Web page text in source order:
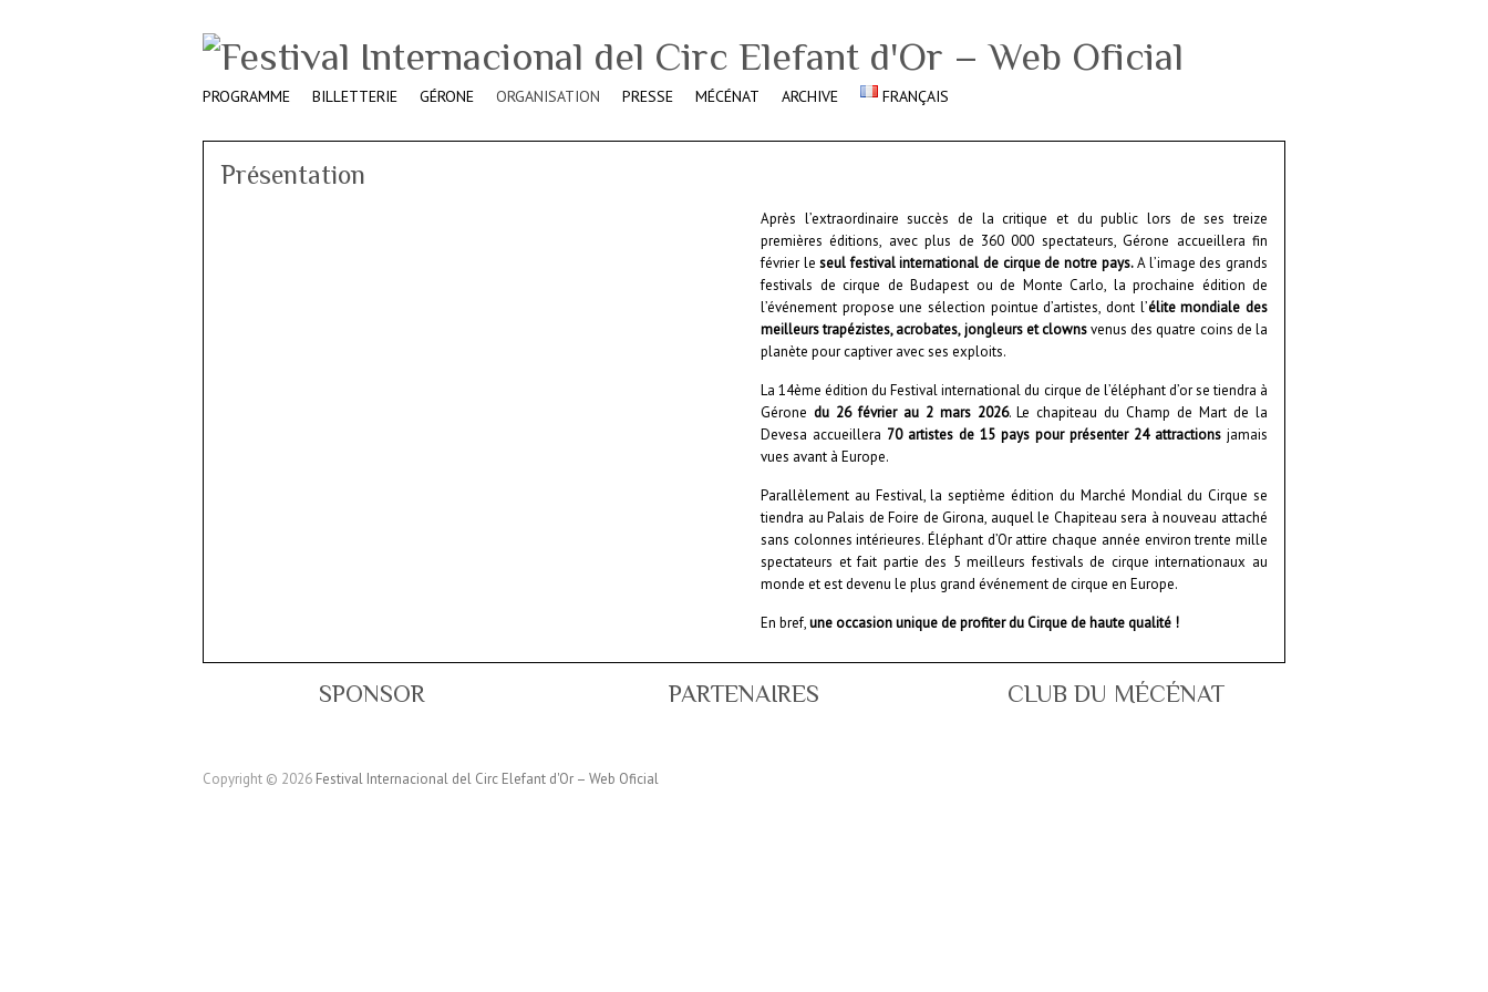
PROGRAMME BILLETTERIE GÉRONE ORGANISATION PRESSE MÉCÉNAT ARCHIVE FRANÇAIS
Présentation
Après l’extraordinaire succès de la critique et du public lors de ses treize
premières éditions, avec plus de 360 000 spectateurs, Gérone accueillera fin
février leseul festival international de cirque de notre pays.A l’image des grands
festivals de cirque de Budapest ou de Monte Carlo, la prochaine édition de
l’événement propose une sélection pointue d’artistes, dont l’élite mondiale des
meilleurs trapézistes, acrobates, jongleurs et clownsvenus des quatre coins de la
planète pour captiver avec ses exploits.
La 14ème édition du Festival international du cirque de l’éléphant d’or se tiendra à
Gérone du 26 février au 2 mars 2026. Le chapiteau du Champ de Mart de la
Devesa accueillera 70 artistes de 15 pays pour présenter 24 attractions jamais
vues avant à Europe.
Parallèlement au Festival, la septième édition du Marché Mondial du Cirque se
tiendra au Palais de Foire de Girona, auquel le Chapiteau sera à nouveau attaché
sans colonnes intérieures. Éléphant d’Or attire chaque année environ trente mille
spectateurs et fait partie des 5 meilleurs festivals de cirque internationaux au
monde et est devenu le plus grand événement de cirque en Europe.
En bref,une occasion unique de profiter du Cirque de haute qualité !
SPONSOR PARTENAIRES CLUB DU MÉCÉNAT
Copyright © 2026 Festival Internacional del Circ Elefant d'Or – Web Oficial